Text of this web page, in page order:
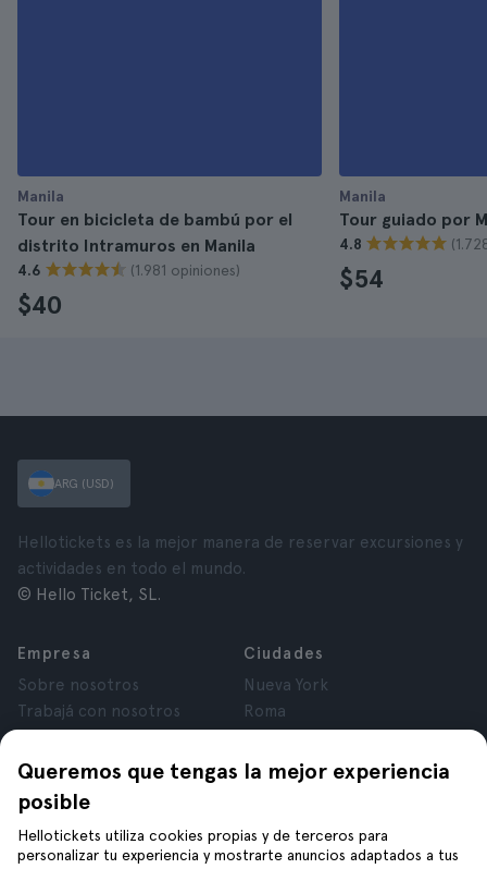
Manila
Tour en bicicleta de bambú por el
distrito Intramuros en Manila
4.6 (1.981 opiniones)
$40
Manila
Tour guiado por
4.8
$54
Queremos que tengas la mejor experiencia
posible
Hellotickets utiliza cookies propias y de terceros para
personalizar tu experiencia y mostrarte anuncios adaptados a tus
ARG (USD)
Hellotickets es la mejor manera de reservar excursiones y
actividades en todo el mundo.
© Hello Ticket, SL.
Empresa
Sobre nosotros
Trabajá con nosotros
Opiniones
Privacidad
Términos y Condiciones
Aviso Legal
Ciudades
Nueva York
Roma
Londres
Granada
Tenerife